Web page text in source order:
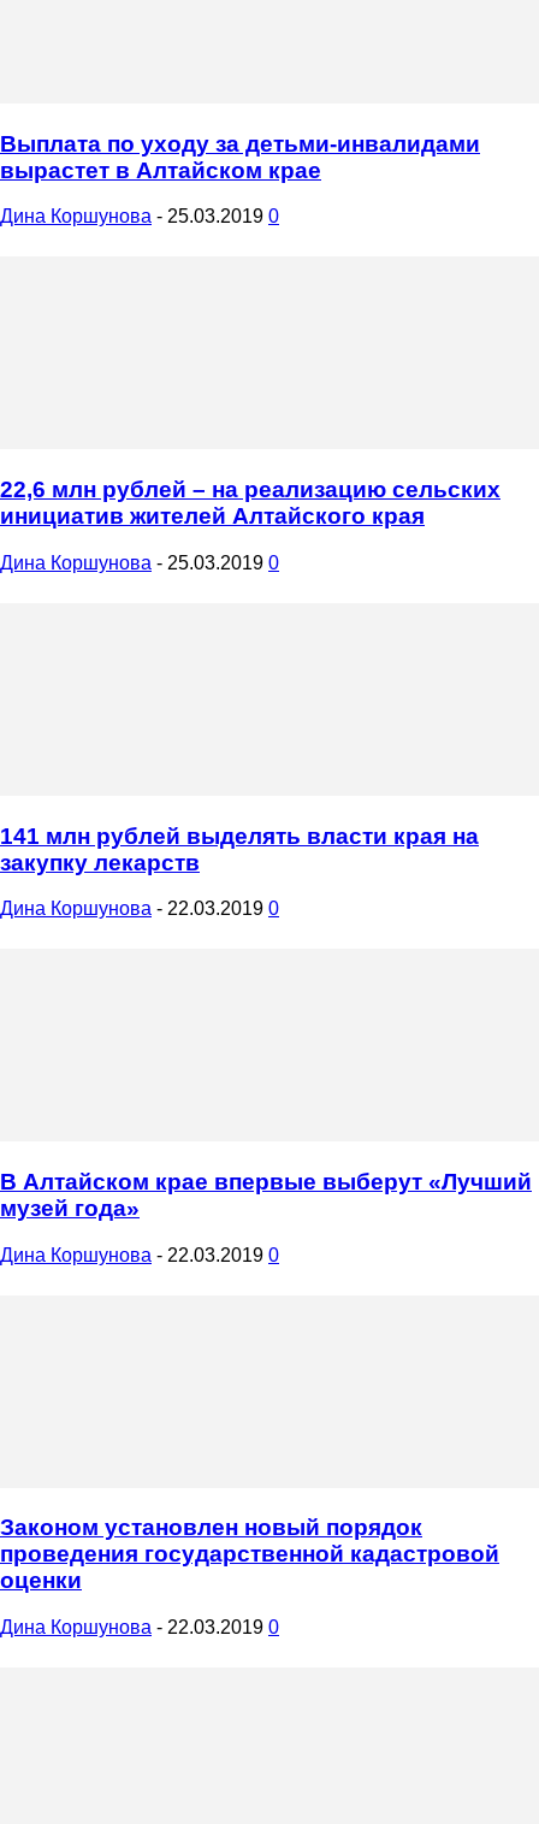
Выплата по уходу за детьми-инвалидами
вырастет в Алтайском крае
Дина Коршунова - 25.03.2019 0
22,6 млн рублей – на реализацию сельских
инициатив жителей Алтайского края
Дина Коршунова - 25.03.2019 0
141 млн рублей выделять власти края на
закупку лекарств
Дина Коршунова - 22.03.2019 0
В Алтайском крае впервые выберут «Лучший
музей года»
Дина Коршунова - 22.03.2019 0
Законом установлен новый порядок
проведения государственной кадастровой
оценки
Дина Коршунова - 22.03.2019 0